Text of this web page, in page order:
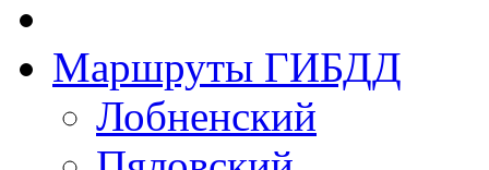
Маршруты ГИБДД
Лобненский